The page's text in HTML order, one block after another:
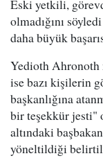
Eski yetkili,
olmadığını
daha büyük
Yedioth Ahronoth
ise bazı kişilerin
başkanlığına
bir teşekkür jesti"
altındaki
yöneltildiği